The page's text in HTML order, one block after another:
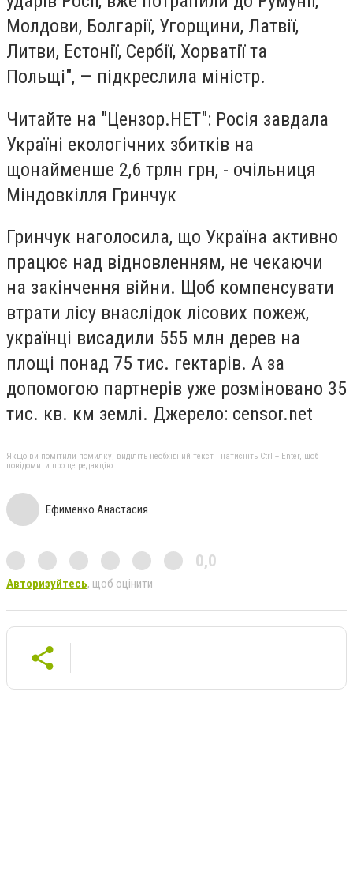
Молдови, Болгарії, Угорщини, Латвії,
Литви, Естонії, Сербії, Хорватії та
Польщі", — підкреслила міністр.
Читайте на "Цензор.НЕТ": Росія завдала
Україні екологічних збитків на
щонайменше 2,6 трлн грн, - очільниця
Міндовкілля Гринчук
Гринчук наголосила, що Україна активно
працює над відновленням, не чекаючи
на закінчення війни. Щоб компенсувати
втрати лісу внаслідок лісових пожеж,
українці висадили 555 млн дерев на
площі понад 75 тис. гектарів. А за
допомогою партнерів уже розміновано 35
тис. кв. км землі. Джерело: censor.net
Якщо ви помітили помилку, виділіть необхідний текст і натисніть Ctrl + Enter, щоб
повідомити про це редакцію
Ефименко Анастасия
0,0
Авторизуйтесь, щоб оцінити